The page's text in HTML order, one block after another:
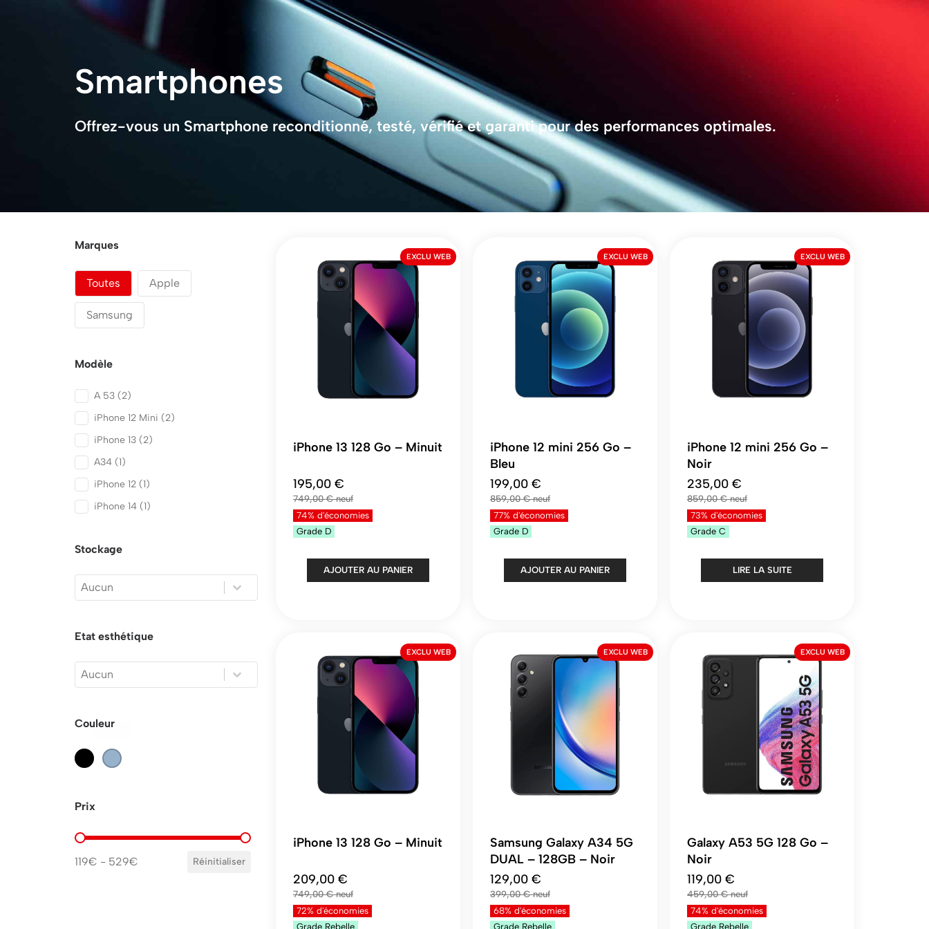
Smartphones
Offrez-vous un Smartphone reconditionné, testé, vérifié et garanti pour des performances optimales.
Marques
Marques
Toutes Apple
Samsung
Modèle
Modèle
A 53 (2)
iPhone 12 Mini (2)
iPhone 13 (2)
A34 (1)
iPhone 12 (1)
iPhone 14 (1)
Stockage
Stockage
Stockage
Etat esthétique
Etat esthétique
Etat esthétique
Couleur
Couleur
Prix
Prix
119€ - 529€
Réinitialiser
EXCLU WEB
iPhone 13 128 Go – Minuit
195,00 €
749,00 €
74% d'économies
Grade D
AJOUTER AU PANIER
EXCLU WEB
iPhone 12 mini 256 Go –
Bleu
199,00 €
859,00 €
77% d'économies
Grade D
AJOUTER AU PANIER
EXCLU WEB
iPhone 12 mini 256 Go –
Noir
235,00 €
859,00 €
73% d'économies
Grade C
LIRE LA SUITE
EXCLU WEB
iPhone 13 128 Go – Minuit
209,00 €
749,00 €
72% d'économies
Grade Rebelle
EXCLU WEB
Samsung Galaxy A34 5G
DUAL – 128GB – Noir
129,00 €
399,00 €
68% d'économies
Grade Rebelle
EXCLU WEB
Galaxy A53 5G 128 Go –
Noir
119,00 €
459,00 €
74% d'économies
Grade Rebelle